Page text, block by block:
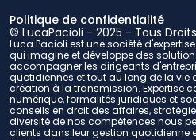
Politique de confidentialité
© LucaPacioli - 2025 - Tous
Luca Pacioli est une société
qui imagine et développe des
accompagner les dirigeants
quotidiennes et tout au long de la vie
création à la transmission. Expertise
numérique, formalités juridiques et
conseils en droit des affaires,
diversité de nos compétences nous
clients dans leur gestion quotidienne